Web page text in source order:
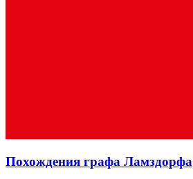
Похождения графа Ламздорфа